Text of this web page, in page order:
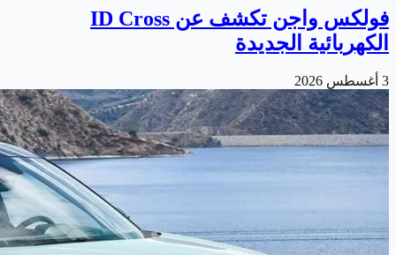
فولكس واجن تكشف عن ID Cross
الكهربائية الجديدة
3 أغسطس 2026